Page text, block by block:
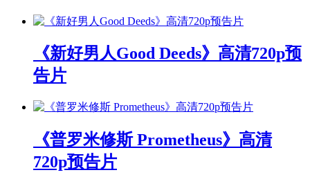
《新好男人Good Deeds》高清720p预
告片
《普罗米修斯 Prometheus》高清
720p预告片